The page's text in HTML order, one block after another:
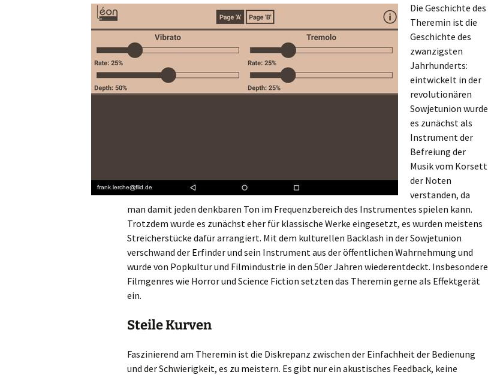
Die Geschichte des
Theremin ist die
Geschichte des
zwanzigsten
Jahrhunderts:
eintwickelt in der
revolutionären
Sowjetunion wurde
es zunächst als
Instrument der
Befreiung der
Musik vom Korsett
der Noten
verstanden, da
man damit jeden denkbaren Ton im Frequenzbereich des Instrumentes spielen kann.
Trotzdem wurde es zunächst eher für klassische Werke eingesetzt, es wurden meistens
Streicherstücke dafür arrangiert. Mit dem kulturellen Backlash in der Sowjetunion
verschwand der Erfinder und sein Instrument aus der öffentlichen Wahrnehmung und
wurde von Popkultur und Filmindustrie in den 50er Jahren wiederentdeckt. Insbesondere
Filmgenres wie Horror und Science Fiction setzten das Theremin gerne als Effektgerät
ein.
Steile Kurven
Faszinierend am Theremin ist die Diskrepanz zwischen der Einfachheit der Bedienung
und der Schwierigkeit, es zu meistern. Es gibt nur ein akustisches Feedback, keine